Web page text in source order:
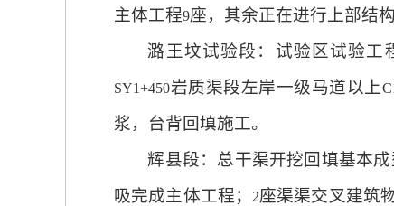
主体工程9座，其余正在进行上部结
潞王坟试验段：试验区试验工
SY1+450岩质渠段左岸一级马道以上
浆，台背回填施工。
辉县段：总干渠开挖回填基本
吸完成主体工程；
2座渠渠交叉建筑